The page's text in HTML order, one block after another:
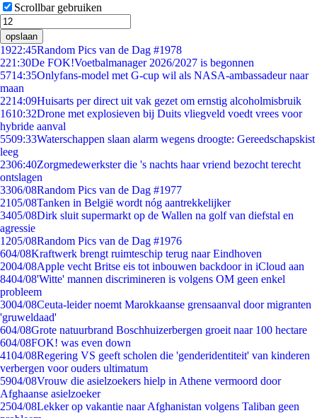
Scrollbar gebruiken
opslaan
1922:45Random Pics van de Dag #1978
221:30De FOK!Voetbalmanager 2026/2027 is begonnen
5714:35Onlyfans-model met G-cup wil als NASA-ambassadeur naar
maan
2214:09Huisarts per direct uit vak gezet om ernstig alcoholmisbruik
1610:32Drone met explosieven bij Duits vliegveld voedt vrees voor
hybride aanval
5509:33Waterschappen slaan alarm wegens droogte: Gereedschapskist
leeg
2306:40Zorgmedewerkster die 's nachts haar vriend bezocht terecht
ontslagen
3306/08Random Pics van de Dag #1977
2105/08Tanken in België wordt nóg aantrekkelijker
3405/08Dirk sluit supermarkt op de Wallen na golf van diefstal en
agressie
1205/08Random Pics van de Dag #1976
604/08Kraftwerk brengt ruimteschip terug naar Eindhoven
2004/08Apple vecht Britse eis tot inbouwen backdoor in iCloud aan
8404/08'Witte' mannen discrimineren is volgens OM geen enkel
probleem
3004/08Ceuta-leider noemt Marokkaanse grensaanval door migranten
'gruweldaad'
604/08Grote natuurbrand Boschhuizerbergen groeit naar 100 hectare
604/08FOK! was even down
4104/08Regering VS geeft scholen die 'genderidentiteit' van kinderen
verbergen voor ouders ultimatum
5904/08Vrouw die asielzoekers hielp in Athene vermoord door
Afghaanse asielzoeker
2504/08Lekker op vakantie naar Afghanistan volgens Taliban geen